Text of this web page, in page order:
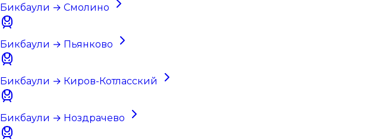
Бикбаули → Смолино
Бикбаули → Пьянково
Бикбаули → Киров-Котласский
Бикбаули → Ноздрачево